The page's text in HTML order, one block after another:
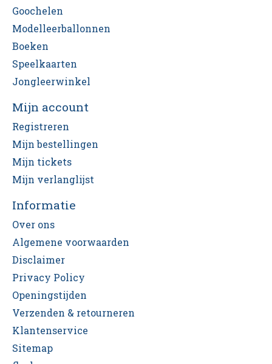
Goochelen
Modelleerballonnen
Boeken
Speelkaarten
Jongleerwinkel
Mijn account
Registreren
Mijn bestellingen
Mijn tickets
Mijn verlanglijst
Informatie
Over ons
Algemene voorwaarden
Disclaimer
Privacy Policy
Openingstijden
Verzenden & retourneren
Klantenservice
Sitemap